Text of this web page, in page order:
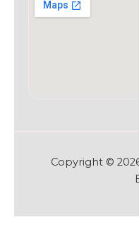
Copyright ©